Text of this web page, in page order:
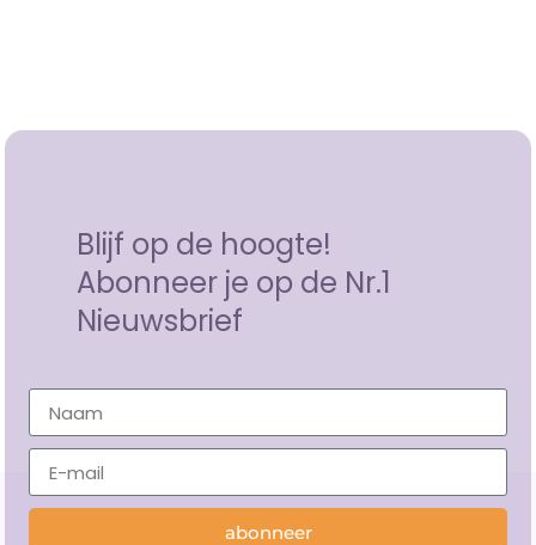
Blijf op de hoogte!
Abonneer je op de Nr.1
Nieuwsbrief
abonneer